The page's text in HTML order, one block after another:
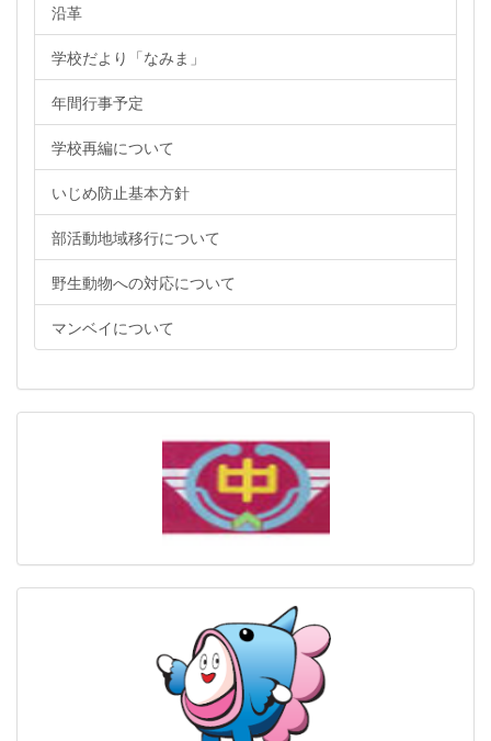
沿革
学校だより「なみま」
年間行事予定
学校再編について
いじめ防止基本方針
部活動地域移行について
野生動物への対応について
マンベイについて